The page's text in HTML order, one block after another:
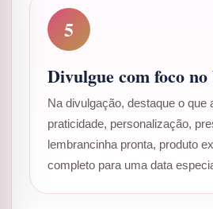
5
Divulgue com foco
Na divulgação, destaque o que
praticidade, personalização,
lembrancinha pronta, produto
completo para uma data